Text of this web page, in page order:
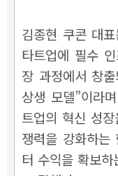
김종현 쿠콘 대
타트업에 필수
장 과정에서 창
상생 모델”이라
트업의 혁신 성
쟁력을 강화하는
터 수익을 확보